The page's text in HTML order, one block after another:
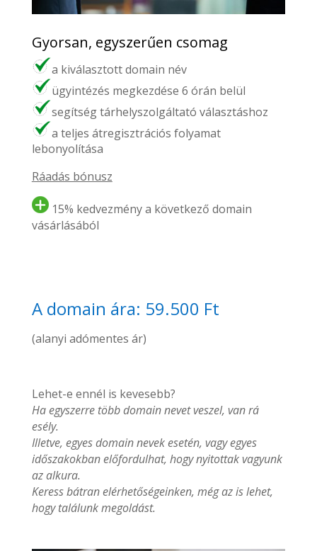
Gyorsan, egyszerűen csomag
a kiválasztott domain név
ügyintézés megkezdése 6 órán belül
segítség tárhelyszolgáltató választáshoz
a teljes átregisztrációs folyamat
lebonyolítása
Ráadás bónusz
15% kedvezmény a következő domain
vásárlásából
A domain ára: 59.500 Ft
(alanyi adómentes ár)
Lehet-e ennél is kevesebb?
Ha egyszerre több domain nevet veszel, van rá
esély.
Illetve, egyes domain nevek esetén, vagy egyes
időszakokban előfordulhat, hogy nyitottak vagyunk
az alkura.
Keress bátran elérhetőségeinken, még az is lehet,
hogy találunk megoldást.